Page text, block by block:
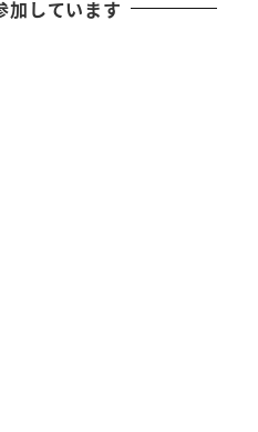
加しています